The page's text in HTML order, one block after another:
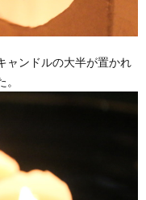
ャンドルの大半が置かれ